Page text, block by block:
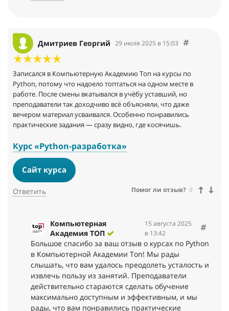
Компьютерная Академия ТОП
Дмитриев Георгий 29 июля 2025 в 15:03
Записался в Компьютерную Академию Топ на курсы по
Python, потому что надоело топтаться на одном месте в
работе. После смены вкатывался в учёбу уставший, но
преподаватели так доходчиво всё объясняли, что даже
вечером материал усваивался. Особенно понравились
практические задания — сразу видно, где косячишь.
Курс «Python-разработка»
Сайт курса
Ответить Помог ли отзыв? 0
Компьютерная
Академия ТОП
15 августа 2025
в 13:42
Большое спасибо за ваш отзыв о курсах по Python
в Компьютерной Академии Топ! Мы рады
слышать, что вам удалось преодолеть усталость и
извлечь пользу из занятий. Преподаватели
действительно стараются сделать обучение
максимально доступным и эффективным, и мы
рады, что вам понравились практические